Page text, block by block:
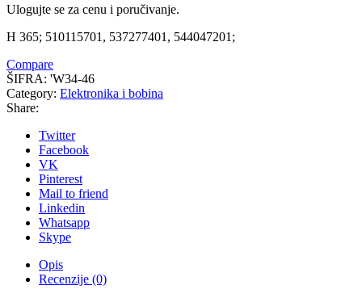
Ulogujte se za cenu i poručivanje.
H 365; 510115701, 537277401, 544047201;
Compare
ŠIFRA: 'W34-46
Category: Elektronika i bobina
Share:
Twitter
Facebook
VK
Pinterest
Mail to friend
Linkedin
Whatsapp
Skype
Opis
Recenzije (0)